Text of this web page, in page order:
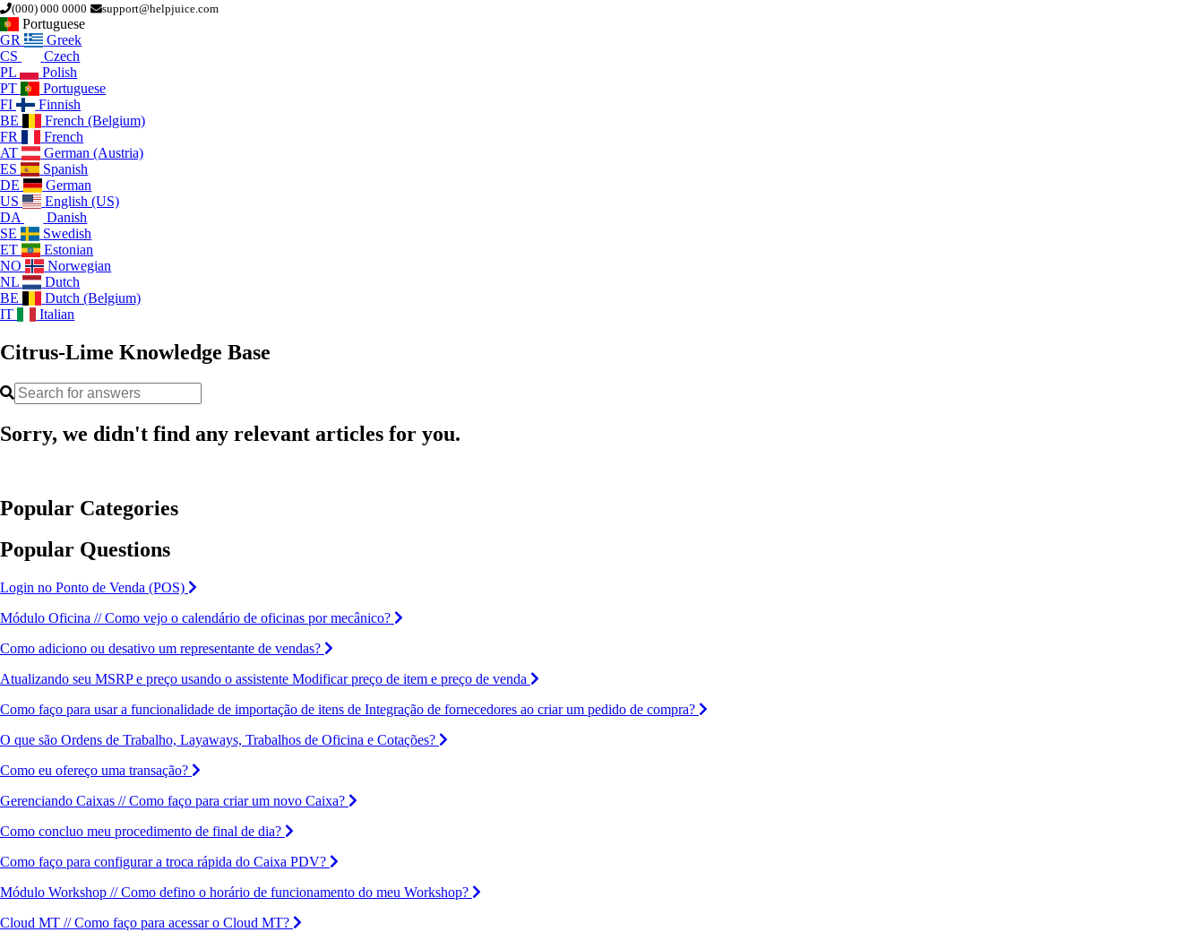
(000) 000 0000 support@helpjuice.com
Portuguese
GR
Greek
CS
Czech
PL
Polish
PT
Portuguese
FI
Finnish
BE
French (Belgium)
FR
French
AT
German (Austria)
ES
Spanish
DE
German
US
English (US)
DA
Danish
SE
Swedish
ET
Estonian
NO
Norwegian
NL
Dutch
BE
Dutch (Belgium)
IT
Italian
Citrus-Lime Knowledge Base
Sorry, we didn't find any relevant articles for you.
Popular Categories
Popular Questions
Login no Ponto de Venda (POS)
Módulo Oficina // Como vejo o calendário de oficinas por mecânico?
Como adiciono ou desativo um representante de vendas?
Atualizando seu MSRP e preço usando o assistente Modificar preço de item e preço de venda
Como faço para usar a funcionalidade de importação de itens de Integração de fornecedores ao criar um pedido de compra?
O que são Ordens de Trabalho, Layaways, Trabalhos de Oficina e Cotações?
Como eu ofereço uma transação?
Gerenciando Caixas // Como faço para criar um novo Caixa?
Como concluo meu procedimento de final de dia?
Como faço para configurar a troca rápida do Caixa PDV?
Módulo Workshop // Como defino o horário de funcionamento do meu Workshop?
Cloud MT // Como faço para acessar o Cloud MT?